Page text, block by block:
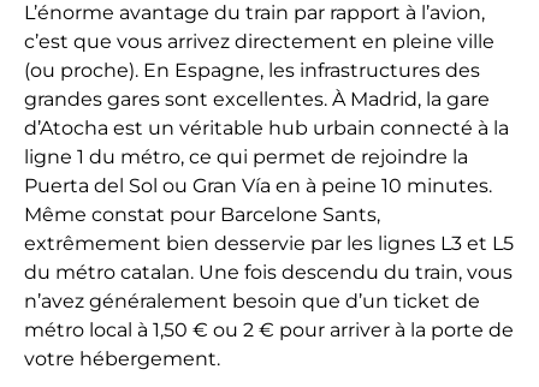
L’énorme avantage du train par rapport à l’avion,
c’est que vous arrivez directement en pleine ville
(ou proche). En Espagne, les infrastructures des
grandes gares sont excellentes. À Madrid, la gare
d’Atocha est un véritable hub urbain connecté à la
ligne 1 du métro, ce qui permet de rejoindre la
Puerta del Sol ou Gran Vía en à peine 10 minutes.
Même constat pour Barcelone Sants,
extrêmement bien desservie par les lignes L3 et L5
du métro catalan. Une fois descendu du train, vous
n’avez généralement besoin que d’un ticket de
métro local à 1,50 € ou 2 € pour arriver à la porte de
votre hébergement.